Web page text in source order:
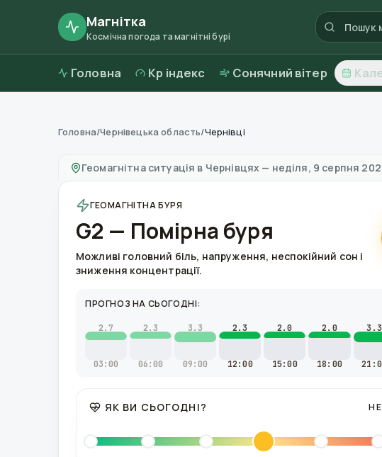
Магнітка
Космічна погода та магнітні бурі
Головна Kp індекс Сонячний вітер
Магнітні бурі в Чернівцях—погода та якість повітря
Головна/Чернівецька область/Чернівці
Геомагнітна ситуація в Чернівцях — неділя, 9 серпня
ГЕОМАГНІТНА БУРЯ
G2 — Помірна буря
Можливі головний біль, напруження, неспокійний сон і
зниження концентрації.
ПРОГНОЗ НА СЬОГОДНІ:
2.7
03:00
2.3
06:00
3.3
09:00
2.3
12:00
2.0
15:00
2.0
18:00
3.3
ЯК ВИ СЬОГОДНІ?